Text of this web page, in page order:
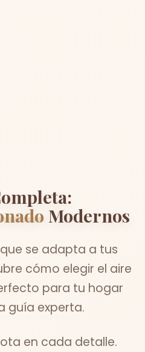
Modernos
se adapta a tus
cómo elegir el aire
para tu hogar
guía experta.
en cada detalle.